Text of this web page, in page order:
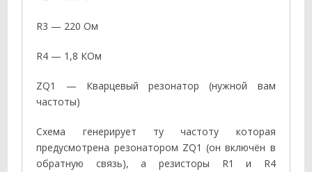
R3 — 220 Ом
R4 — 1,8 КОм
ZQ1 — Кварцевый резонатор (нужной вам
частоты)
Схема генерирует ту частоту которая
предусмотрена резонатором ZQ1 (он включён в
обратную связь), а резисторы R1 и R4